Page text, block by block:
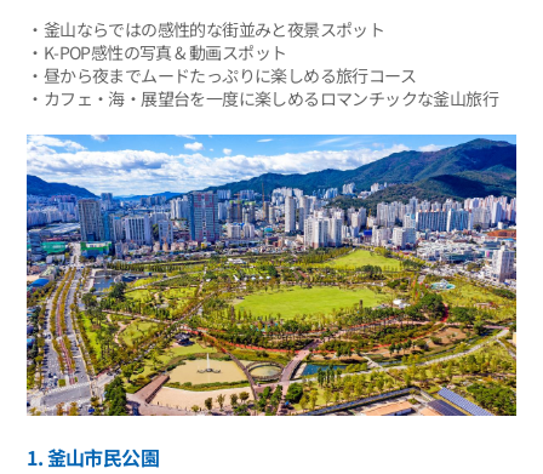
‧釜山ならではの感性的な街並みと夜景スポット
‧K-POP感性の写真 & 動画スポット
‧昼から夜までムードたっぷりに楽しめる旅行コース
‧カフェ・海・展望台を一度に楽しめるロマンチックな釜山旅行
1. 釜山市民公園